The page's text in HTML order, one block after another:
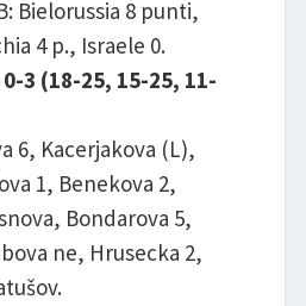
Bielorussia 8 punti,
4 p., Israele 0.
3 (18-25, 15-25, 11-
6, Kacerjakova (L),
1, Benekova 2,
Bondarova 5,
ne, Hrusecka 2,